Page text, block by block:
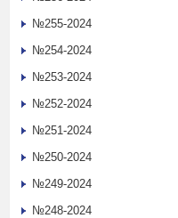
№255-2024
№254-2024
№253-2024
№252-2024
№251-2024
№250-2024
№249-2024
№248-2024